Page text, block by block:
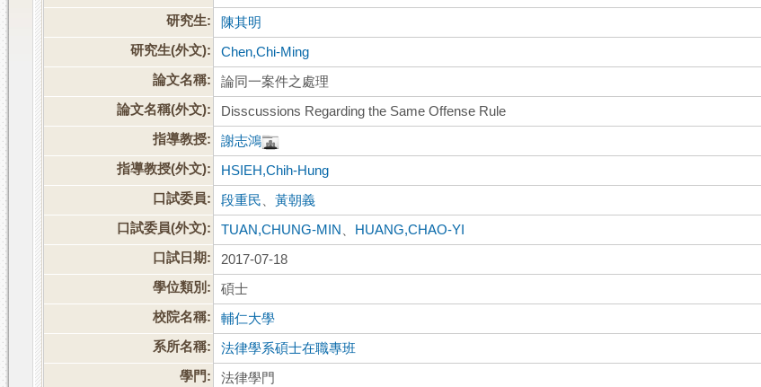
研究生:
陳其明
研究生(外文):
Chen,Chi-Ming
論文名稱:
論同一案件之處理
論文名稱(外文):
Disscussions Regarding the Same Offense Rule
指導教授:
謝志鴻
指導教授(外文):
HSIEH,Chih-Hung
口試委員:
段重民 、黃朝義
口試委員(外文):
TUAN,CHUNG-MIN
HUANG,CHAO-YI
口試日期:
2017-07-18
學位類別:
碩士
校院名稱:
輔仁大學
系所名稱:
法律學系碩士在職專班
學門:
法律學門